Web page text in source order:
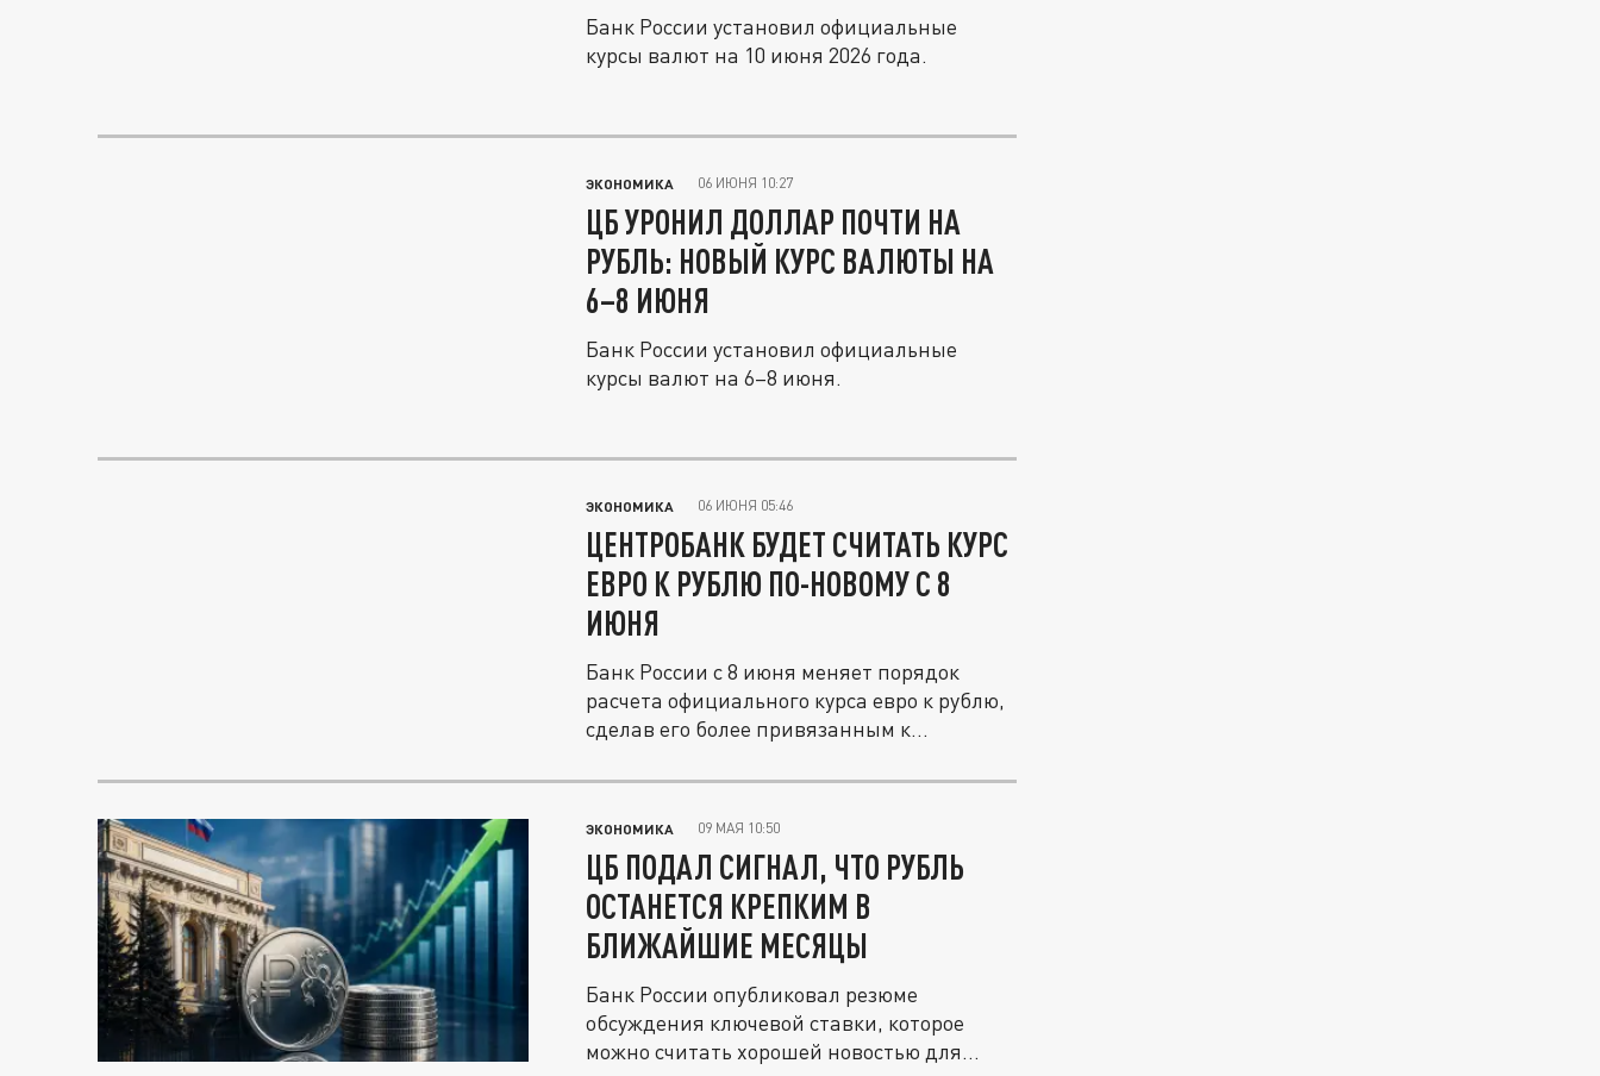
Банк России установил официальные
курсы валют на 10 июня 2026 года.
ЭКОНОМИКА 06 ИЮНЯ 10:27
ЦБ УРОНИЛ ДОЛЛАР ПОЧТИ НА
РУБЛЬ: НОВЫЙ КУРС ВАЛЮТЫ НА
6–8 ИЮНЯ
Банк России установил официальные
курсы валют на 6–8 июня.
ЭКОНОМИКА 06 ИЮНЯ 05:46
ЦЕНТРОБАНК БУДЕТ СЧИТАТЬ КУРС
ЕВРО К РУБЛЮ ПО-НОВОМУ С 8
ИЮНЯ
Банк России с 8 июня меняет порядок
расчета официального курса евро к рублю,
сделав его более привязанным к...
ЭКОНОМИКА 09 МАЯ 10:50
ЦБ ПОДАЛ СИГНАЛ, ЧТО РУБЛЬ
ОСТАНЕТСЯ КРЕПКИМ В
БЛИЖАЙШИЕ МЕСЯЦЫ
Банк России опубликовал резюме
обсуждения ключевой ставки, которое
можно считать хорошей новостью для